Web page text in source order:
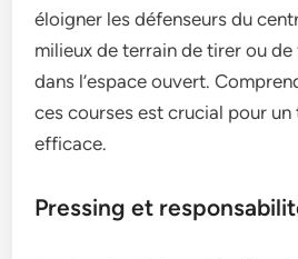
éloigner les défenseurs du
milieux de terrain de tirer ou
dans l’espace ouvert.
ces courses est crucial pour un
efficace.
Pressing et